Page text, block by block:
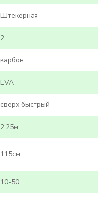
Штекерная
2
карбон
EVA
сверх быстрый
2,25м
115см
10-50